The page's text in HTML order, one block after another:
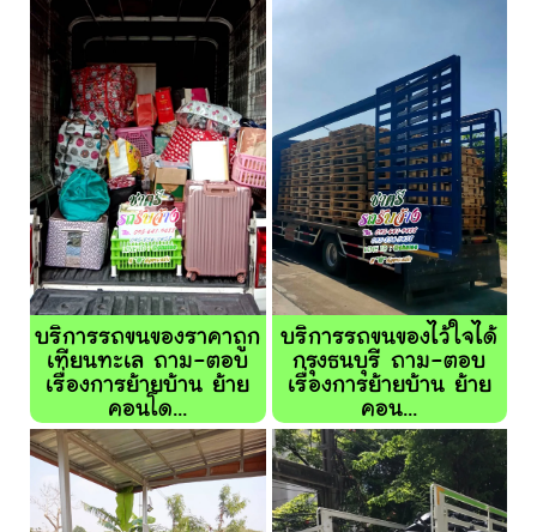
บริการรถขนของราคาถูก
เทียนทะเล ถาม-ตอบ
เรื่องการย้ายบ้าน ย้าย
คอนโด...
บริการรถขนของไว้ใจได้
กรุงธนบุรี ถาม-ตอบ
เรื่องการย้ายบ้าน ย้าย
คอน...